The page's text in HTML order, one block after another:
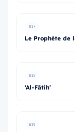
#17
Le Prophète de
#18
‘Al-Fātih’
#19